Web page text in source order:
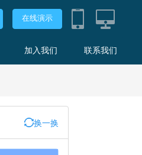
在线演示
加入我们 联系我们
换一换